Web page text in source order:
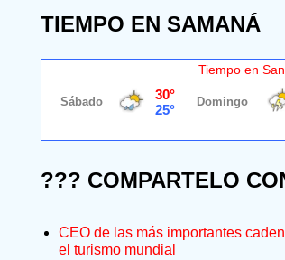
TIEMPO EN SAMANÁ
Tiempo en
??? COMPARTELO
CEO de las más importantes
el turismo mundial